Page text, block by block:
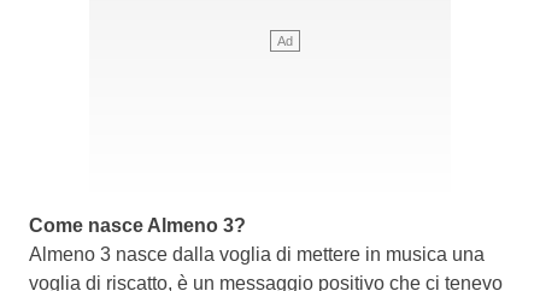
Come nasce Almeno 3?
Almeno 3 nasce dalla voglia di mettere in musica una
voglia di riscatto, è un messaggio positivo che ci tenevo